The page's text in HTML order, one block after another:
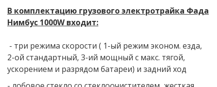
В комплектацию грузового электротрайка Фада
Нимбус 1000W входит:
- три режима скорости ( 1-ый режим эконом. езда,
2-ой стандартный, 3-ий мощный с макс. тягой,
ускорением и разрядом батареи) и задний ход